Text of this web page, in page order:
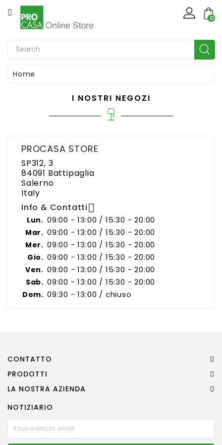
CATEGORIA
Casa
Giardinaggio
Ferramenta
Bricolage
Idraulica
Illuminotecnica
Accessori
0
Home
I NOSTRI NEGOZI
PROCASA STORE
SP312, 3
84091 Battipaglia
Salerno
Italy
Info & Contatti
Lun. 09:00 - 13:00 / 15:30 - 20:00
Mar. 09:00 - 13:00 / 15:30 - 20:00
Mer. 09:00 - 13:00 / 15:30 - 20:00
Gio. 09:00 - 13:00 / 15:30 - 20:00
Ven. 09:00 - 13:00 / 15:30 - 20:00
Sab. 09:00 - 13:00 / 15:30 - 20:00
Dom. 09:30 - 13:00 / chiuso
CONTATTO
PRODOTTI
LA NOSTRA AZIENDA
NOTIZIARIO
Create wishlist ×
Wishlist name